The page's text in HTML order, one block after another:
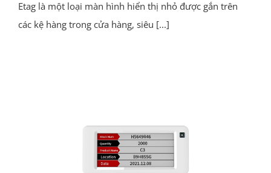
Etag là một loại màn hình hiển thị nhỏ được gắn trên
các kệ hàng trong cửa hàng, siêu [...]